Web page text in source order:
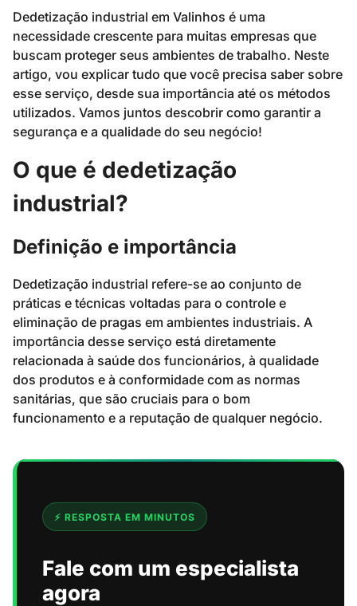
Dedetização industrial em Valinhos é uma
necessidade crescente para muitas empresas que
buscam proteger seus ambientes de trabalho. Neste
artigo, vou explicar tudo que você precisa saber sobre
esse serviço, desde sua importância até os métodos
utilizados. Vamos juntos descobrir como garantir a
segurança e a qualidade do seu negócio!
O que é dedetização
industrial?
Definição e importância
Dedetização industrial refere-se ao conjunto de
práticas e técnicas voltadas para o controle e
eliminação de pragas em ambientes industriais. A
importância desse serviço está diretamente
relacionada à saúde dos funcionários, à qualidade
dos produtos e à conformidade com as normas
sanitárias, que são cruciais para o bom
funcionamento e a reputação de qualquer negócio.
⚡ RESPOSTA EM MINUTOS
Fale com um especialista
agora